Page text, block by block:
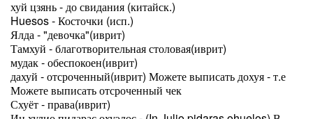
хуй цзянь - до свидания (китайск.)
Huesos - Косточки (исп.)
Ялда - "девочка"(иврит)
Тамхуй - благотворительная столовая(иврит)
мудак - обеспокоен(иврит)
дахуй - отсроченный(иврит) Можете выписать дохуя - т.е
Можете выписать отсроченный чек
Схуёт - права(иврит)